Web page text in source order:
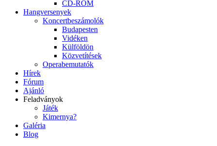
CD-ROM
Hangversenyek
Koncertbeszámolók
Budapesten
Vidéken
Külföldön
Közvetítések
Operabemutatók
Hírek
Fórum
Ajánló
Feladványok
Játék
Kimernya?
Galéria
Blog